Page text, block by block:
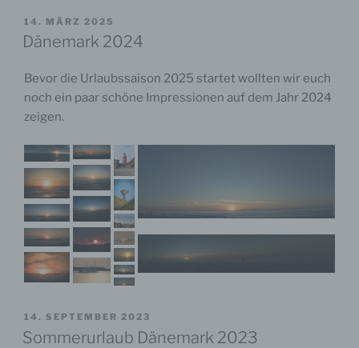
VERÖFFENTLICHT
AM
14. MÄRZ 2025
Dänemark 2024
Bevor die Urlaubssaison 2025 startet wollten wir euch
noch ein paar schöne Impressionen auf dem Jahr 2024
zeigen.
VERÖFFENTLICHT
AM
14. SEPTEMBER 2023
Sommerurlaub Dänemark 2023